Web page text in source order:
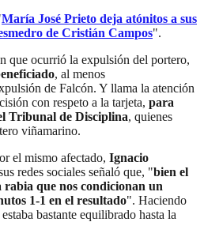
María José Prieto deja atónitos a sus
de Cristián Campos".
que ocurrió la expulsión del portero,
, al menos
de Falcón. Y llama la atención
con respeto a la tarjeta, para
Tribunal de Disciplina, quienes
viñamarino.
el mismo afectado, Ignacio
redes sociales señaló que, "bien el
que nos condicionan un
1-1 en el resultado". Haciendo
bastante equilibrado hasta la